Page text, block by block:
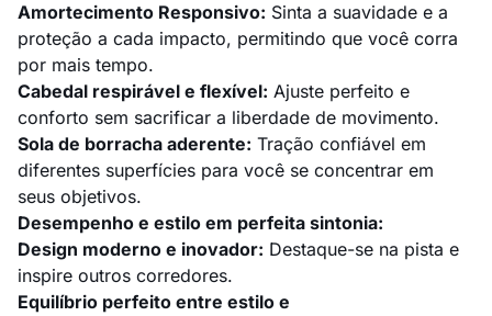
Amortecimento Responsivo: Sinta a suavidade e a
proteção a cada impacto, permitindo que você corra
por mais tempo.
Cabedal respirável e flexível: Ajuste perfeito e
conforto sem sacrificar a liberdade de movimento.
Sola de borracha aderente: Tração confiável em
diferentes superfícies para você se concentrar em
seus objetivos.
Desempenho e estilo em perfeita sintonia:
Design moderno e inovador: Destaque-se na pista e
inspire outros corredores.
Equilíbrio perfeito entre estilo e